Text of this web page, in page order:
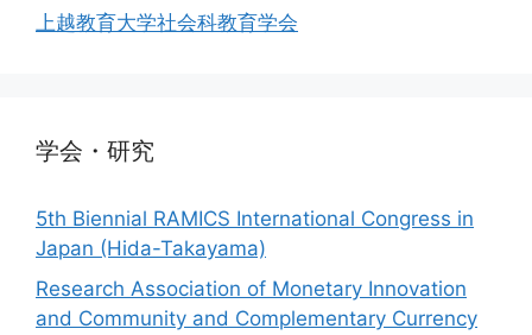
上越教育大学社会科教育学会
学会・研究
5th Biennial RAMICS International Congress in
Japan (Hida-Takayama)
Research Association of Monetary Innovation
and Community and Complementary Currency